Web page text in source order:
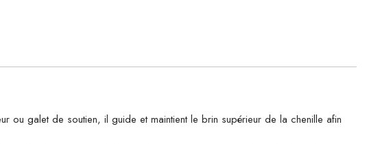
ou galet de soutien, il guide et maintient le brin supérieur de la chenille afin